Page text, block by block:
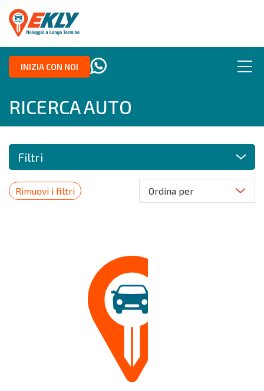
INIZIA CON NOI
RICERCA AUTO
Filtri
Rimuovi i filtri Ordina per